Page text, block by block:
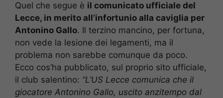
Quel che segue è il comunicato ufficiale del
Lecce, in merito all’infortunio alla caviglia per
Antonino Gallo. Il terzino mancino, per fortuna,
non vede la lesione dei legamenti, ma il
problema non sarebbe comunque da poco.
Ecco cos’ha pubblicato, sul proprio sito ufficiale,
il club salentino: “L’US Lecce comunica che il
giocatore Antonino Gallo, uscito anzitempo dal